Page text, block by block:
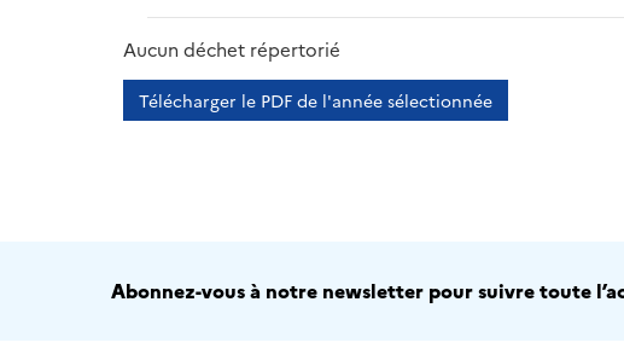
2013 2014
Aucun déchet répertorié
Télécharger le PDF de l'année sélectionnée
Abonnez-vous à notre newsletter pour suivre toute